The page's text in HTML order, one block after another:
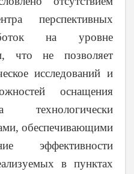
перспективных
на уровне
что не позволяет
исследований и
оснащения
технологически
обеспечивающими
эффективности
в пунктах